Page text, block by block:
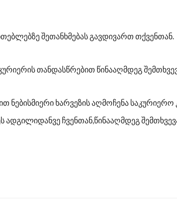
შეთანხმებას გავდივართ თქვენთან.
თანდასწრებით წინააღმდეგ
ნებისმიერი ხარვეზის აღმოჩენა
ჩვენთან,წინააღმდეგ